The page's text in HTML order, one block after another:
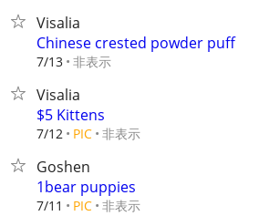
Visalia
Chinese crested powder puff
7/13 非表示
Visalia
$5 Kittens
7/12 PIC 非表示
Goshen
1bear puppies
7/11 PIC 非表示